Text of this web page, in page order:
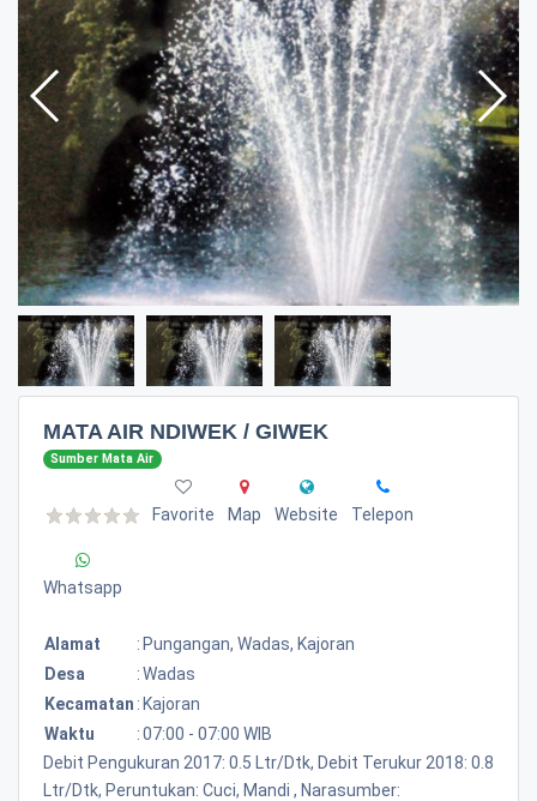
MATA AIR NDIWEK / GIWEK
Sumber Mata Air
Favorite Map Website Telepon
Whatsapp
Alamat : Pungangan, Wadas, Kajoran
Desa
:Wadas
Kecamatan : Kajoran
Waktu
:07:00 - 07:00 WIB
Debit Pengukuran 2017: 0.5 Ltr/Dtk, Debit Terukur 2018: 0.8
Ltr/Dtk, Peruntukan: Cuci, Mandi , Narasumber: